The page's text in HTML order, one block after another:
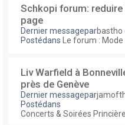
Schkopi forum:
page
Dernier messageparbastho
Postédans
Le forum :
Liv Warfield à
près de Genève
Dernier messagepar
Postédans
Concerts & Soirées